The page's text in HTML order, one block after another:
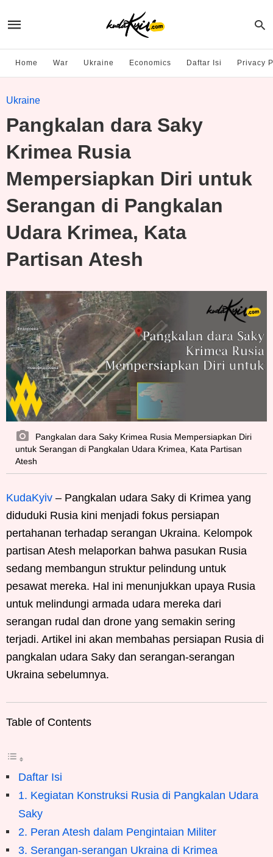
Home War Ukraine Economics Daftar Isi Privacy
Ukraine
Pangkalan dara Saky
Krimea Rusia
Mempersiapkan Diri untuk
Serangan di Pangkalan
Udara Krimea, Kata
Partisan Atesh
Pangkalan dara Saky Krimea Rusia Mempersiapkan Diri
untuk Serangan di Pangkalan Udara Krimea, Kata Partisan
Atesh
KudaKyiv – Pangkalan udara Saky di Krimea yang
diduduki Rusia kini menjadi fokus persiapan
pertahanan terhadap serangan Ukraina. Kelompok
partisan Atesh melaporkan bahwa pasukan Rusia
sedang membangun struktur pelindung untuk
pesawat mereka. Hal ini menunjukkan upaya Rusia
untuk melindungi armada udara mereka dari
serangan rudal dan drone yang semakin sering
terjadi. Artikel ini akan membahas persiapan Rusia di
pangkalan udara Saky dan serangan-serangan
Ukraina sebelumnya.
Table of Contents
Daftar Isi
1. Kegiatan Konstruksi Rusia di Pangkalan Udara
Saky
2. Peran Atesh dalam Pengintaian Militer
3. Serangan-serangan Ukraina di Krimea